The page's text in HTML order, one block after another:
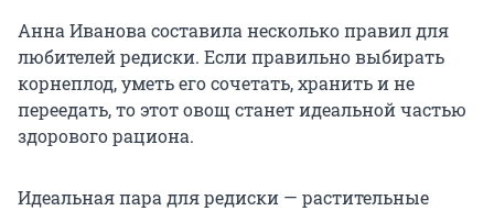
Анна Иванова составила несколько правил для
любителей редиски. Если правильно выбирать
корнеплод, уметь его сочетать, хранить и не
переедать, то этот овощ станет идеальной частью
здорового рациона.
Идеальная пара для редиски — растительные